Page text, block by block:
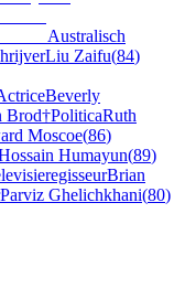
Australisch
Liu Zaifu(84)
Beverly
Brod†PoliticaRuth
Moscoe(86)
Humayun(89)
Brian
Parviz Ghelichkhani(80)